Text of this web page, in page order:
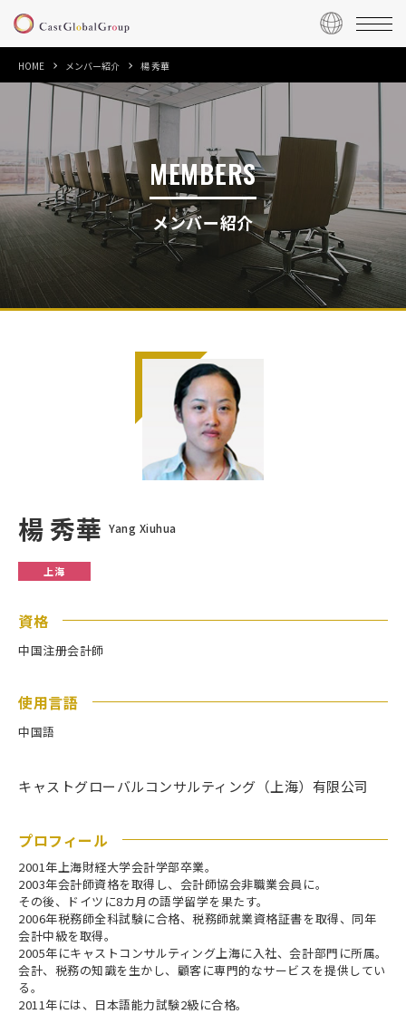
HOME メンバー紹介 楊 秀華
MEMBERS
メンバー紹介
楊 秀華 Yang Xiuhua
上海
資格
中国注册会計師
使用言語
中国語
キャストグローバルコンサルティング（上海）有限公司
プロフィール
2001年上海財経大学会計学部卒業。
2003年会計師資格を取得し、会計師協会非職業会員に。
その後、ドイツに8カ月の語学留学を果たす。
2006年税務師全科試験に合格、税務師就業資格証書を取得、同年
会計中級を取得。
2005年にキャストコンサルティング上海に入社、会計部門に所属。
会計、税務の知識を生かし、顧客に専門的なサービスを提供してい
る。
2011年には、日本語能力試験2級に合格。